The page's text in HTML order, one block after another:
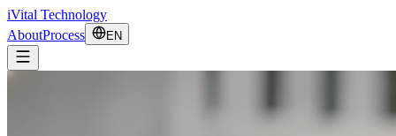
iVital Technology
AboutProcess EN